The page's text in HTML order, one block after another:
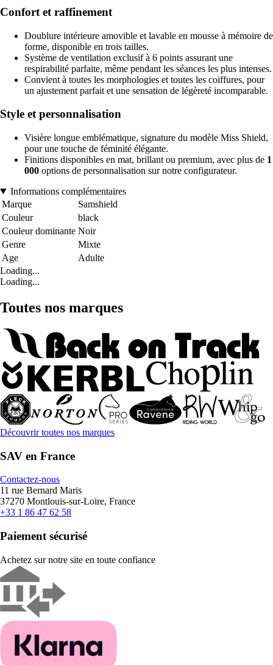
Confort et raffinement
Doublure intérieure amovible et lavable en mousse à mémoire de
forme, disponible en trois tailles.
Système de ventilation exclusif à 6 points assurant une
respirabilité parfaite, même pendant les séances les plus intenses.
Convient à toutes les morphologies et toutes les coiffures, pour
un ajustement parfait et une sensation de légèreté incomparable.
Style et personnalisation
Visière longue emblématique, signature du modèle Miss Shield,
pour une touche de féminité élégante.
Finitions disponibles en mat, brillant ou premium, avec plus de 1
000 options de personnalisation sur notre configurateur.
Informations complémentaires
Marque
Samshield
Couleur
black
Couleur dominante Noir
Genre
Mixte
Age
Adulte
Loading...
Loading...
Toutes nos marques
Découvrir toutes nos marques
SAV en France
Contactez-nous
11 rue Bernard Maris
37270 Montlouis-sur-Loire, France
+33 1 86 47 62 58
Paiement sécurisé
Achetez sur notre site en toute confiance